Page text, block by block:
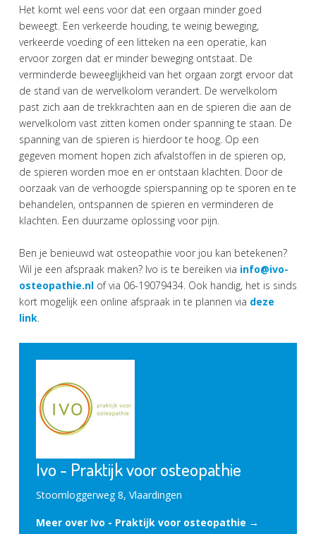
Het komt wel eens voor dat een orgaan minder goed
beweegt. Een verkeerde houding, te weinig beweging,
verkeerde voeding of een litteken na een operatie, kan
ervoor zorgen dat er minder beweging ontstaat. De
verminderde beweeglijkheid van het orgaan zorgt ervoor dat
de stand van de wervelkolom verandert. De wervelkolom
past zich aan de trekkrachten aan en de spieren die aan de
wervelkolom vast zitten komen onder spanning te staan. De
spanning van de spieren is hierdoor te hoog. Op een
gegeven moment hopen zich afvalstoffen in de spieren op,
de spieren worden moe en er ontstaan klachten. Door de
oorzaak van de verhoogde spierspanning op te sporen en te
behandelen, ontspannen de spieren en verminderen de
klachten. Een duurzame oplossing voor pijn.
Ben je benieuwd wat osteopathie voor jou kan betekenen?
Wil je een afspraak maken? Ivo is te bereiken via info@ivo-
osteopathie.nl of via 06-19079434. Ook handig, het is sinds
kort mogelijk een online afspraak in te plannen via deze
link
Ivo - Praktijk voor osteopathie
Stoomloggerweg 8, Vlaardingen
Meer over Ivo - Praktijk voor osteopathie →